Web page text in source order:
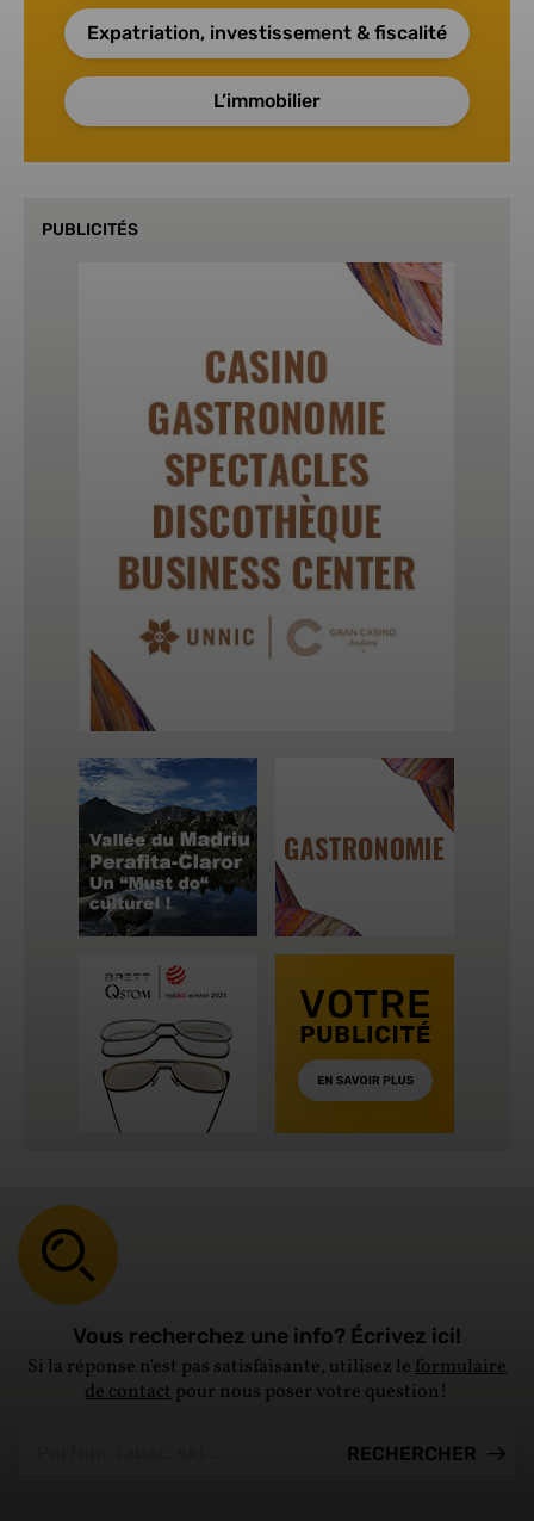
Expatriation, investissement & fiscalité
L’immobilier
PUBLICITÉS
Vous recherchez une info? Écrivez ici!
Si la réponse n'est pas satisfaisante, utilisez leformulaire
de contactpour nous poser votre question!